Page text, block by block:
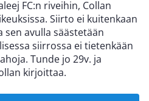
FC:n riveihin, Collan
Siirto ei kuitenkaan
avulla säästetään
siirrossa ei tietenkään
Tunde jo 29v. ja
kirjoittaa.